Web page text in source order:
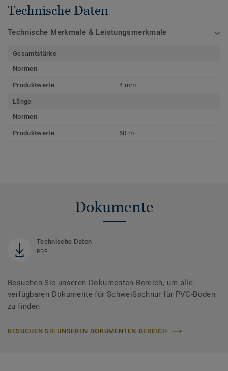
Technische Daten
Technische Merkmale & Leistungsmerkmale
Gesamtstärke
Normen
-
Produktwerte 4 mm
Länge
Normen
-
Produktwerte 50 m
Dokumente
Technische Daten
PDF
Besuchen Sie unseren Dokumenten-Bereich, um alle
verfügbaren Dokumente für Schweißschnur für PVC-Böden
zu finden
BESUCHEN SIE UNSEREN DOKUMENTEN-BEREICH